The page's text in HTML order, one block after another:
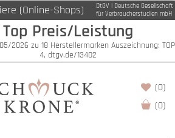
(Online-Shops)
DtGV | Deutsche Gesellschaft
für Verbraucherstudien mbH
Top Preis/Leistung
2026 zu 18 Herstellermarken Auszeichnung: TOP
4, dtgv.de/13402
(0)
(0)